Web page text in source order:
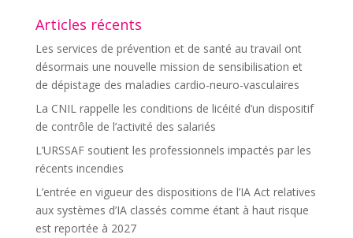
Articles récents
Les services de prévention et de santé au travail ont
désormais une nouvelle mission de sensibilisation et
de dépistage des maladies cardio-neuro-vasculaires
La CNIL rappelle les conditions de licéité d’un dispositif
de contrôle de l’activité des salariés
L’URSSAF soutient les professionnels impactés par les
récents incendies
L’entrée en vigueur des dispositions de l’IA Act relatives
aux systèmes d’IA classés comme étant à haut risque
est reportée à 2027